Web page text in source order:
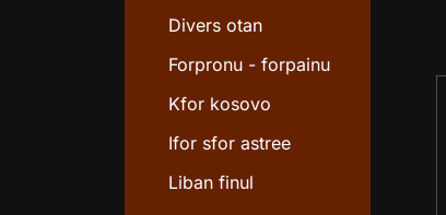
Divers otan
Forpronu - forpainu
Kfor kosovo
Ifor sfor astree
Liban finul